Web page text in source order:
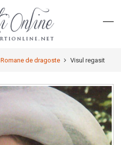
Romane de dragoste Visul regasit